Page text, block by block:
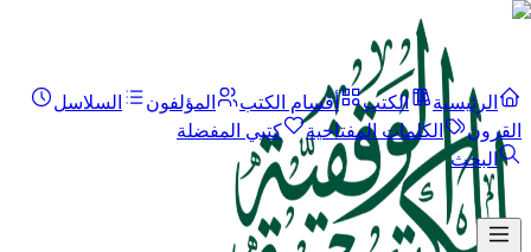
الرئيسية الكتب أقسام الكتب المؤلفون
السلاسل
القرون
الكلمات المفتاحية
كتبي المفضلة
البحث